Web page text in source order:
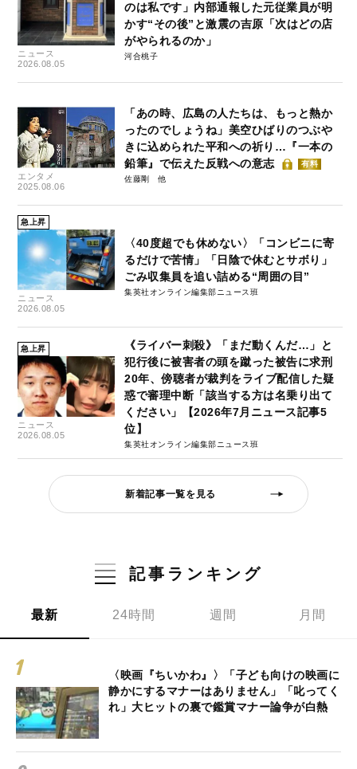
ニュース
2026.08.05
のは私です」内部通報した元従業員が明
かす“その後”と激震の吉原「次はどの店
がやられるのか」
河合桃子
エンタメ
2025.08.06
「あの時、広島の人たちは、もっと熱か
ったのでしょうね」美空ひばりのつぶや
きに込められた平和への祈り…『一本の
鉛筆』で伝えた反戦への意志
有料
佐藤剛
急上昇
ニュース
2026.08.05
〈40度超でも休めない〉「コンビニに寄
るだけで苦情」「日陰で休むとサボり」
ごみ収集員を追い詰める“周囲の目”
集英社オンライン編集部ニュース班
急上昇
ニュース
2026.08.05
《ライバー刺殺》「まだ動くんだ…」と
犯行後に被害者の頭を蹴った被告に求刑
20年、傍聴者が裁判をライブ配信した疑
惑で審理中断「該当する方は名乗り出て
ください」【2026年7月ニュース記事5
位】
集英社オンライン編集部ニュース班
新着記事一覧を見る
記事ランキング
最新 24時間 週間 月間
〈映画『ちいかわ』〉「子ども向けの映画に
静かにするマナーはありません」「叱ってく
れ」大ヒットの裏で鑑賞マナー論争が白熱